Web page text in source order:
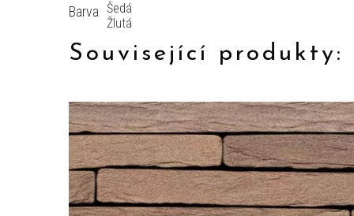
Barva Šedá
Žlutá
Související produkty: